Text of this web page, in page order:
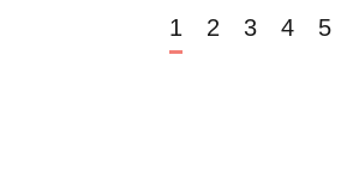
1 2 3 4 5